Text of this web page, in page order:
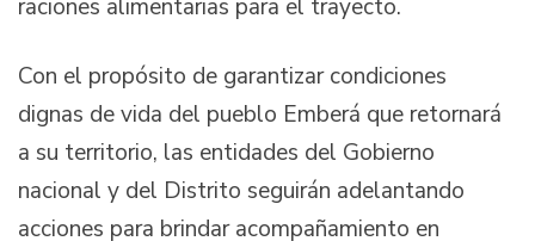
raciones alimentarias para el trayecto.
Con el propósito de garantizar condiciones
dignas de vida del pueblo Emberá que retornará
a su territorio, las entidades del Gobierno
nacional y del Distrito seguirán adelantando
acciones para brindar acompañamiento en